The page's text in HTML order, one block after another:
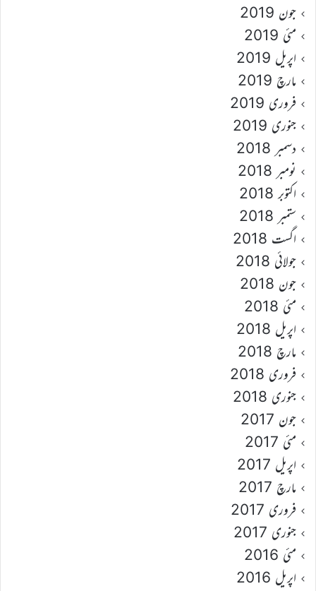
جون 2019
مئی 2019
اپریل 2019
مارچ 2019
فروری 2019
جنوری 2019
دسمبر 2018
نومبر 2018
اکتوبر 2018
ستمبر 2018
اگست 2018
جولائی 2018
جون 2018
مئی 2018
اپریل 2018
مارچ 2018
فروری 2018
جنوری 2018
جون 2017
مئی 2017
اپریل 2017
مارچ 2017
فروری 2017
جنوری 2017
مئی 2016
اپریل 2016